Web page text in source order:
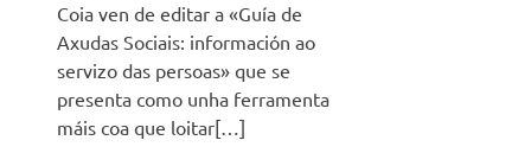
Coia ven de editar a «Guía de
Axudas Sociais: información ao
servizo das persoas» que se
presenta como unha ferramenta
máis coa que loitar[…]